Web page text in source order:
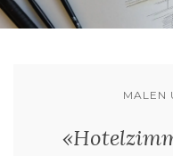
MALEN